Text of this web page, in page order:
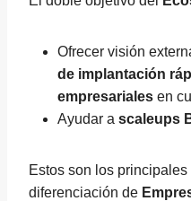
Ofrecer visión
de implantación
empresariales en
Ayudar a scaleups
Estos son los
diferenciación de